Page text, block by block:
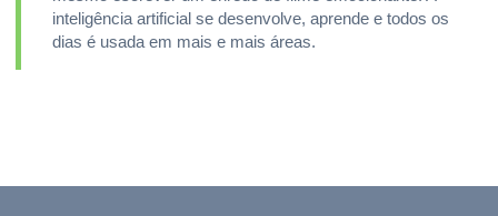
inteligência artificial se desenvolve, aprende e todos os
dias é usada em mais e mais áreas.